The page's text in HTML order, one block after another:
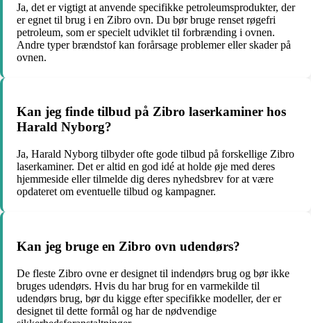
Ja, det er vigtigt at anvende specifikke petroleumsprodukter, der
er egnet til brug i en Zibro ovn. Du bør bruge renset røgefri
petroleum, som er specielt udviklet til forbrænding i ovnen.
Andre typer brændstof kan forårsage problemer eller skader på
ovnen.
Kan jeg finde tilbud på Zibro laserkaminer hos
Harald Nyborg?
Ja, Harald Nyborg tilbyder ofte gode tilbud på forskellige Zibro
laserkaminer. Det er altid en god idé at holde øje med deres
hjemmeside eller tilmelde dig deres nyhedsbrev for at være
opdateret om eventuelle tilbud og kampagner.
Kan jeg bruge en Zibro ovn udendørs?
De fleste Zibro ovne er designet til indendørs brug og bør ikke
bruges udendørs. Hvis du har brug for en varmekilde til
udendørs brug, bør du kigge efter specifikke modeller, der er
designet til dette formål og har de nødvendige